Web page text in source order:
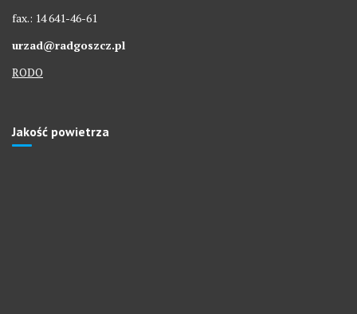
fax.: 14 641-46-61
urzad@radgoszcz.pl
RODO
Jakość powietrza